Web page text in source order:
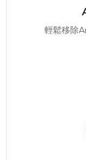
輕鬆移除